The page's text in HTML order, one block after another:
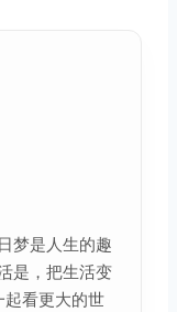
梦是人生的趣
是，把生活变
看更大的世